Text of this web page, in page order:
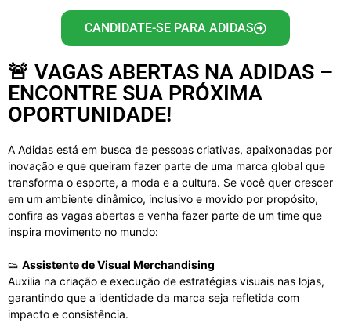
CANDIDATE-SE PARA ADIDAS
🚨 VAGAS ABERTAS NA ADIDAS –
ENCONTRE SUA PRÓXIMA
OPORTUNIDADE!
A Adidas está em busca de pessoas criativas, apaixonadas por
inovação e que queiram fazer parte de uma marca global que
transforma o esporte, a moda e a cultura. Se você quer crescer
em um ambiente dinâmico, inclusivo e movido por propósito,
confira as vagas abertas e venha fazer parte de um time que
inspira movimento no mundo:
👟 Assistente de Visual Merchandising
Auxilia na criação e execução de estratégias visuais nas lojas,
garantindo que a identidade da marca seja refletida com
impacto e consistência.